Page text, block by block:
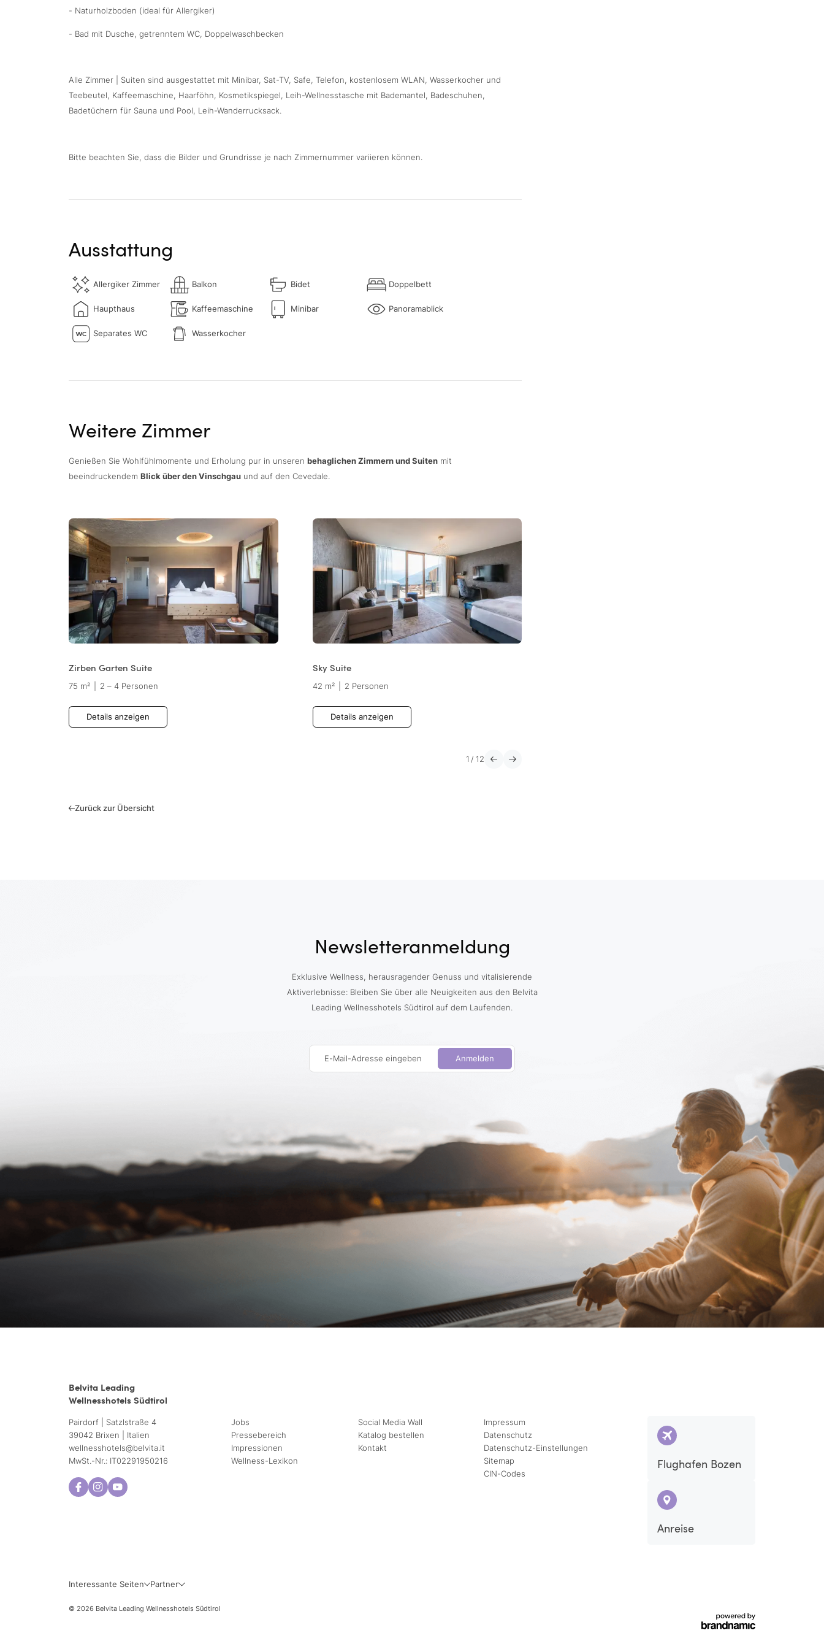
- Naturholzboden (ideal für Allergiker)
- Bad mit Dusche, getrenntem WC, Doppelwaschbecken
Alle Zimmer | Suiten sind ausgestattet mit Minibar, Sat-TV, Safe, Telefon, kostenlosem WLAN, Wasserkocher und
Teebeutel, Kaffeemaschine, Haarföhn, Kosmetikspiegel, Leih-Wellnesstasche mit Bademantel, Badeschuhen,
Badetüchern für Sauna und Pool, Leih-Wanderrucksack.
Bitte beachten Sie, dass die Bilder und Grundrisse je nach Zimmernummer variieren können.
Ausstattung
Allergiker Zimmer Balkon Bidet Doppelbett
Haupthaus Kaffeemaschine Minibar Panoramablick
Separates WC Wasserkocher
Weitere Zimmer
Genießen Sie Wohlfühlmomente und Erholung pur in unseren behaglichen Zimmern und Suiten mit
beeindruckendem Blick über den Vinschgau und auf den Cevedale.
Zirben Garten Suite
75 m² 2 – 4 Personen
Details anzeigen
Sky Suite
42 m² 2 Personen
Details anzeigen
1 /12
Zurück zur Übersicht
Newsletteranmeldung
Exklusive Wellness, herausragender Genuss und vitalisierende
Aktiverlebnisse: Bleiben Sie über alle Neuigkeiten aus den Belvita
Leading Wellnesshotels Südtirol auf dem Laufenden.
E-Mail-Adresse eingeben Anmelden
Belvita Leading
Wellnesshotels Südtirol
Pairdorf | Satzlstraße 4
39042 Brixen | Italien
wellnesshotels@belvita.it
MwSt.-Nr.: IT02291950216
Jobs
Pressebereich
Impressionen
Wellness-Lexikon
Social Media Wall
Katalog bestellen
Kontakt
Impressum
Datenschutz
Datenschutz-Einstellungen
Sitemap
CIN-Codes
Flughafen Bozen
Anreise
Interessante Seiten Partner
© 2026 Belvita Leading Wellnesshotels Südtirol